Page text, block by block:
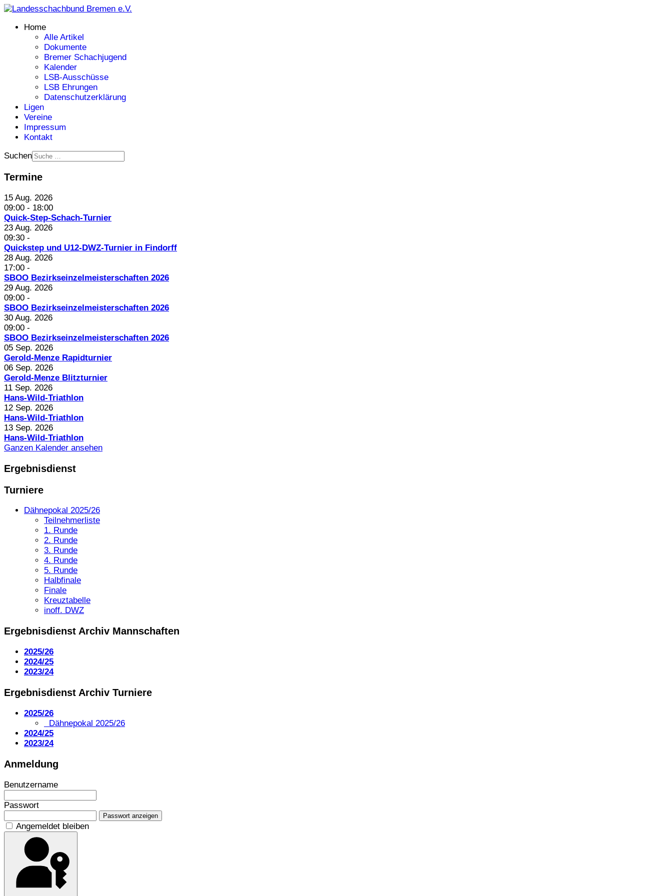
Home
Alle Artikel
Dokumente
Bremer Schachjugend
Kalender
LSB-Ausschüsse
LSB Ehrungen
Datenschutzerklärung
Ligen
Vereine
Impressum
Kontakt
Suchen
Termine
15 Aug. 2026
09:00 - 18:00
Quick-Step-Schach-Turnier
23 Aug. 2026
09:30 -
Quickstep und U12-DWZ-Turnier in Findorff
28 Aug. 2026
17:00 -
SBOO Bezirkseinzelmeisterschaften 2026
29 Aug. 2026
09:00 -
SBOO Bezirkseinzelmeisterschaften 2026
30 Aug. 2026
09:00 -
SBOO Bezirkseinzelmeisterschaften 2026
05 Sep. 2026
Gerold-Menze Rapidturnier
06 Sep. 2026
Gerold-Menze Blitzturnier
11 Sep. 2026
Hans-Wild-Triathlon
12 Sep. 2026
Hans-Wild-Triathlon
13 Sep. 2026
Hans-Wild-Triathlon
Ganzen Kalender ansehen
Ergebnisdienst
Turniere
Dähnepokal 2025/26
Teilnehmerliste
1. Runde
2. Runde
3. Runde
4. Runde
5. Runde
Halbfinale
Finale
Kreuztabelle
inoff. DWZ
Ergebnisdienst Archiv Mannschaften
2025/26
2024/25
2023/24
Ergebnisdienst Archiv Turniere
2025/26
Dähnepokal 2025/26
2024/25
2023/24
Anmeldung
Benutzername
Passwort
Passwort anzeigen
Angemeldet bleiben